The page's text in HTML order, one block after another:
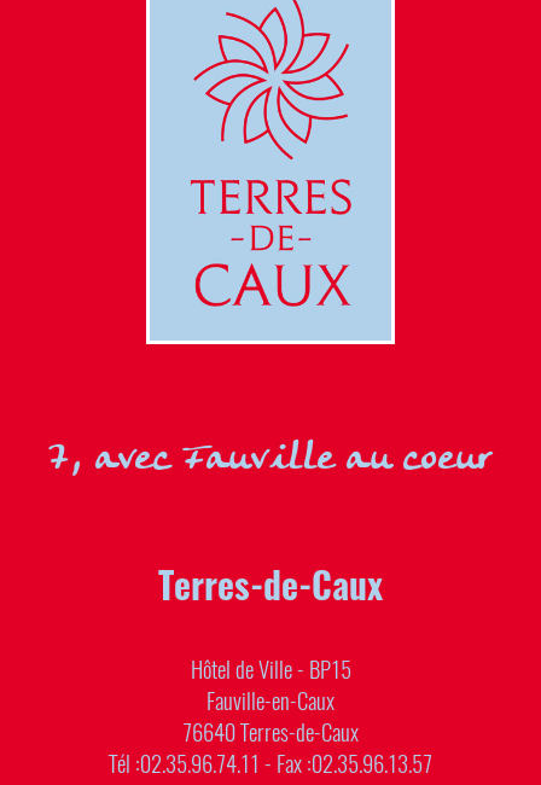
7, avec Fauville au coeur
Terres-de-Caux
Hôtel de Ville - BP15
Fauville-en-Caux
76640 Terres-de-Caux
Tél :02.35.96.74.11 - Fax :02.35.96.13.57